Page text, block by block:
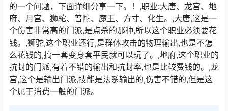
的一个问题，下面详细分享一下。！,职业:大唐、龙宫、地
府、月宫、狮驼、普陀、魔王、方寸、化生。,大唐,这是一
个伤害非常高的门派,是点杀的那种,所以这个职业必须要花
钱。,狮驼,这个职业还行,是群体攻击的物理输出,也是不怎
么花钱的,搞一套变身套平民就可以玩了。,地府,这个职业的
抗封的门派,有着不错的输出和抗封率,也是比较费钱的。,龙
宫,这个是输出门派,技能是法系输出的,伤害不错的,但是这
个属于消费一般的门派。